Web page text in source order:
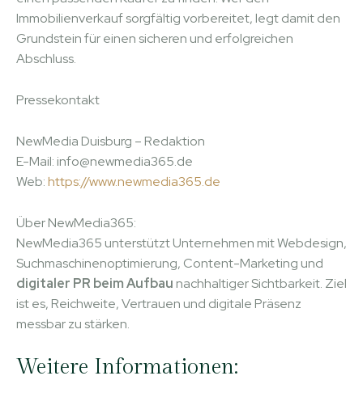
Immobilienverkauf sorgfältig vorbereitet, legt damit den
Grundstein für einen sicheren und erfolgreichen
Abschluss.
Pressekontakt
NewMedia Duisburg – Redaktion
E-Mail: info@newmedia365.de
Web:https://www.newmedia365.de
Über NewMedia365:
NewMedia365 unterstützt Unternehmen mit Webdesign,
Suchmaschinenoptimierung, Content-Marketing und
digitaler PR beim Aufbau nachhaltiger Sichtbarkeit. Ziel
ist es, Reichweite, Vertrauen und digitale Präsenz
messbar zu stärken.
Weitere Informationen: